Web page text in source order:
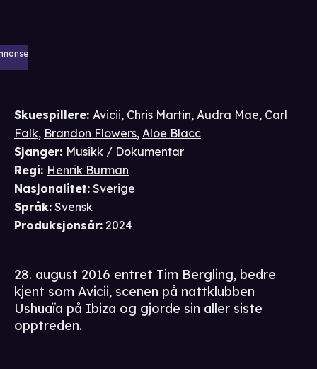
Skuespillere: Avicii, Chris Martin, Audra Mae, Carl
Falk, Brandon Flowers, Aloe Blacc
Sjanger: Musikk / Dokumentar
Regi: Henrik Burman
Nasjonalitet: Sverige
Språk: Svensk
Produksjonsår: 2024
28. august 2016 entret Tim Bergling, bedre
kjent som Avicii, scenen på nattklubben
Ushuaïa på Ibiza og gjorde sin aller siste
opptreden.